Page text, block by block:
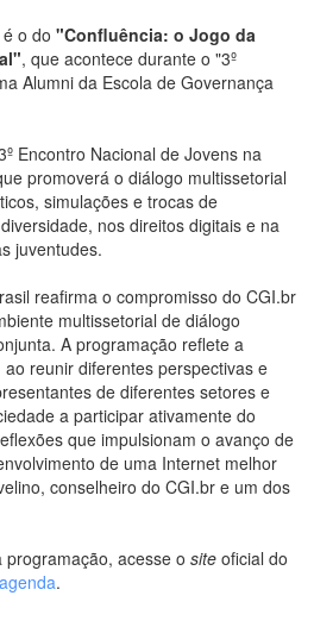
o do "Confluência: o Jogo da
, que acontece durante o "3º
Alumni da Escola de Governança
Encontro Nacional de Jovens na
promoverá o diálogo multissetorial
simulações e trocas de
nos direitos digitais e na
juventudes.
reafirma o compromisso do CGI.br
multissetorial de diálogo
A programação reflete a
reunir diferentes perspectivas e
de diferentes setores e
a participar ativamente do
que impulsionam o avanço de
de uma Internet melhor
conselheiro do CGI.br e um dos
acesse o site oficial do
.